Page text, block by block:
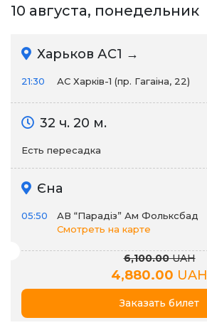
10 августа, понедельник
Харьков АС1 →
21:30 АС Харків-1 (пр. Гагаіна, 22)
32 ч. 20 м.
Есть пересадка
Єна
05:50
АВ “Парадіз” Ам Фольксбад
Смотреть на карте
6,100.00UAH
4,880.00 UAH
Заказать билет